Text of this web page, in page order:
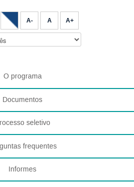
A- A A+
O programa
Documentos
seletivo
frequentes
Informes